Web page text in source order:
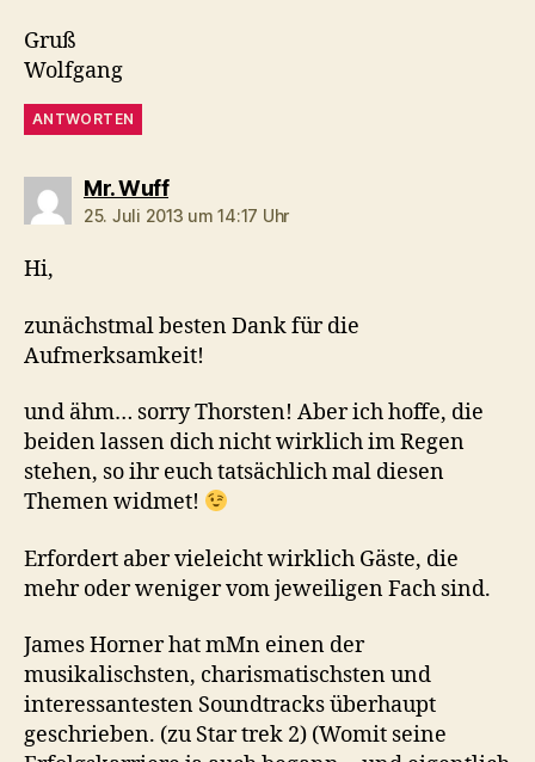
Gruß
Wolfgang
ANTWORTEN
Mr. Wuffsagt:
25. Juli 2013 um 14:17 Uhr
Hi,
zunächstmal besten Dank für die
Aufmerksamkeit!
und ähm… sorry Thorsten! Aber ich hoffe, die
beiden lassen dich nicht wirklich im Regen
stehen, so ihr euch tatsächlich mal diesen
Themen widmet!
Erfordert aber vieleicht wirklich Gäste, die
mehr oder weniger vom jeweiligen Fach sind.
James Horner hat mMn einen der
musikalischsten, charismatischsten und
interessantesten Soundtracks überhaupt
geschrieben. (zu Star trek 2) (Womit seine